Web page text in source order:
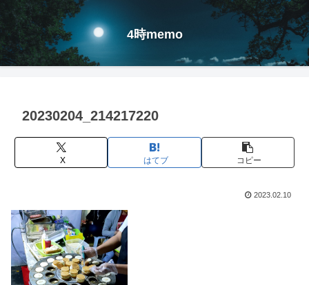
4時memo
20230204_214217220
X はてブ コピー
2023.02.10